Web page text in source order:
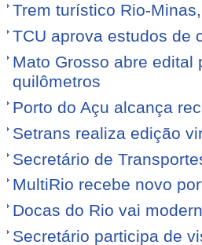
Trem turístico Rio-
TCU aprova estudos de
Mato Grosso abre edital
quilômetros
Porto do Açu alcança
Setrans realiza edição
Secretário de
MultiRio recebe novo
Docas do Rio vai
Secretário participa de